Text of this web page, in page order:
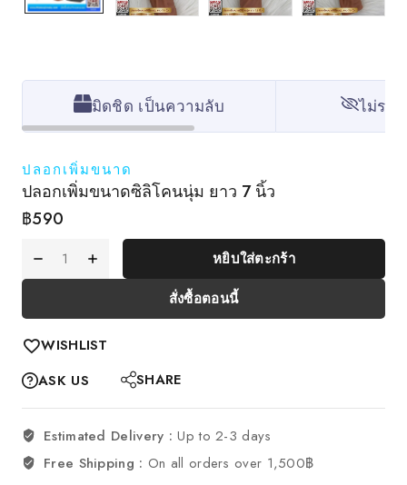
มิดชิด เป็นความลับ ไม่ระ
ปลอกเพิ่มขนาด
ปลอกเพิ่มขนาดซิลิโคนนุ่ม ยาว 7 นิ้ว
฿590
หยิบใส่ตะกร้า
สั่งซื้อตอนนี้
WISHLIST
ASK US
SHARE
Estimated Delivery :Up to 2-3 days
Free Shipping : On all orders over 1,500฿